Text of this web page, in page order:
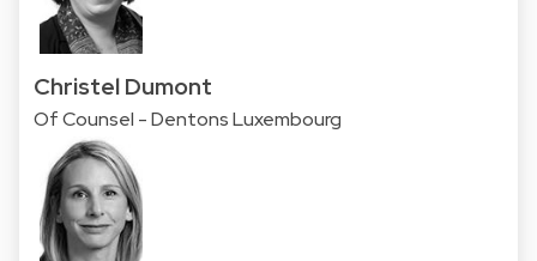
Christel Dumont
Of Counsel - Dentons Luxembourg